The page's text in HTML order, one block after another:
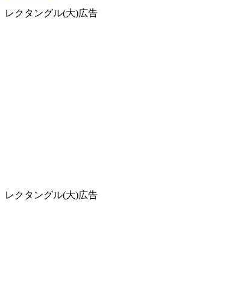
レクタングル(大)広告
レクタングル(大)広告